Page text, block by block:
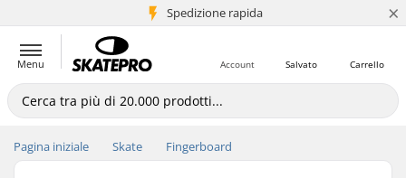
Spedizione rapida
+5 mln di clienti ×
Menu Carrello
Salvato
Account
Pagina iniziale Skate Fingerboard